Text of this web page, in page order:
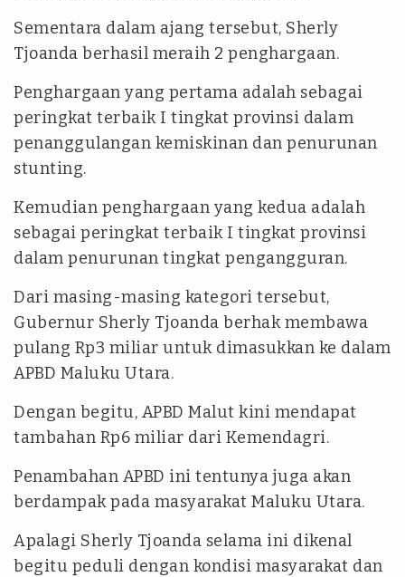
Sementara dalam ajang tersebut, Sherly
Tjoanda berhasil meraih 2 penghargaan.
Penghargaan yang pertama adalah sebagai
peringkat terbaik I tingkat provinsi dalam
penanggulangan kemiskinan dan penurunan
stunting.
Kemudian penghargaan yang kedua adalah
sebagai peringkat terbaik I tingkat provinsi
dalam penurunan tingkat pengangguran.
Dari masing-masing kategori tersebut,
Gubernur Sherly Tjoanda berhak membawa
pulang Rp3 miliar untuk dimasukkan ke dalam
APBD Maluku Utara.
Dengan begitu, APBD Malut kini mendapat
tambahan Rp6 miliar dari Kemendagri.
Penambahan APBD ini tentunya juga akan
berdampak pada masyarakat Maluku Utara.
Apalagi Sherly Tjoanda selama ini dikenal
begitu peduli dengan kondisi masyarakat dan